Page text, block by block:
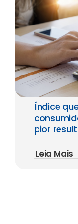
Índice
pior
Leia Mais